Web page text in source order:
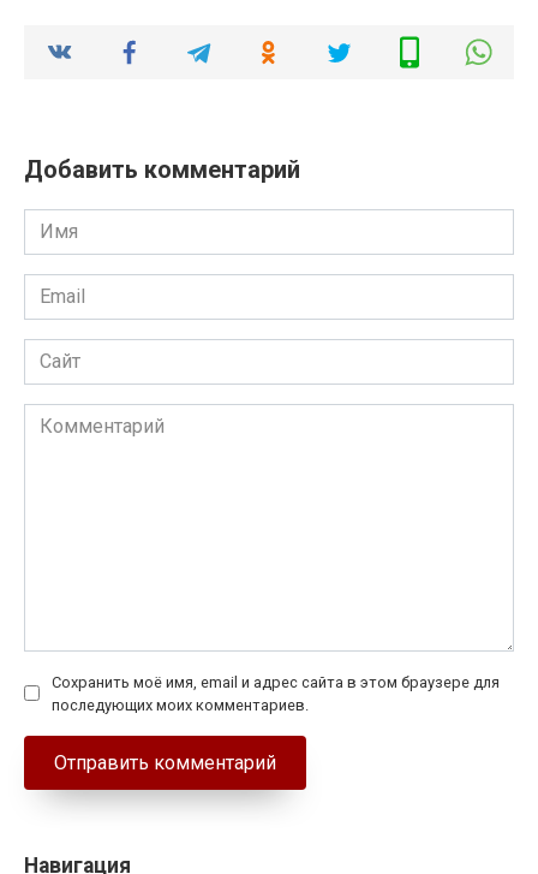
Добавить комментарий
Имя
*
Email
*
Сайт
Комментарий
Сохранить моё имя, email и адрес сайта в этом браузере для
последующих моих комментариев.
Навигация